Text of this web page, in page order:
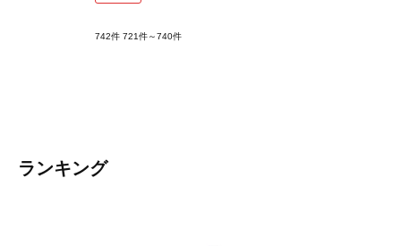
742件 721件～740件
ランキング